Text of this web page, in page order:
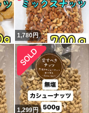
1,780円
1,299円